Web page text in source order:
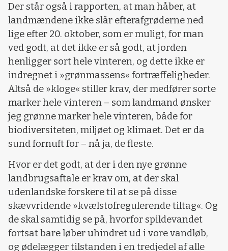
Der står også i rapporten, at man håber, at
landmændene ikke slår efterafgrøderne ned
lige efter 20. oktober, som er muligt, for man
ved godt, at det ikke er så godt, at jorden
henligger sort hele vinteren, og dette ikke er
indregnet i »grønmassens« fortræffeligheder.
Altså de »kloge« stiller krav, der medfører sorte
marker hele vinteren – som landmand ønsker
jeg grønne marker hele vinteren, både for
biodiversiteten, miljøet og klimaet. Det er da
sund fornuft for – nå ja, de fleste.
Hvor er det godt, at der i den nye grønne
landbrugsaftale er krav om, at der skal
udenlandske forskere til at se på disse
skævvridende »kvælstofregulerende tiltag«. Og
de skal samtidig se på, hvorfor spildevandet
fortsat bare løber uhindret ud i vore vandløb,
og ødelægger tilstanden i en tredjedel af alle